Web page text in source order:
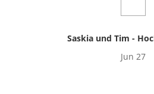
Saskia und Tim -
Jun 27